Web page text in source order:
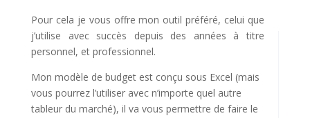
Pour cela je vous offre mon outil préféré, celui que
j’utilise avec succès depuis des années à titre
personnel, et professionnel.
Mon modèle de budget est conçu sous Excel (mais
vous pourrez l’utiliser avec n’importe quel autre
tableur du marché), il va vous permettre de faire le